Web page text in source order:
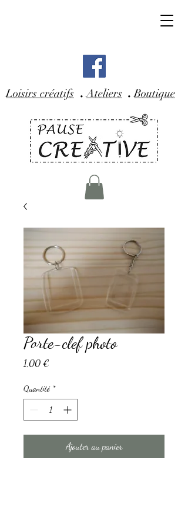
Loisirs créatifs .Ateliers .Boutique
Porte-clef photo
1,00 €
Quantité *
Ajouter au panier